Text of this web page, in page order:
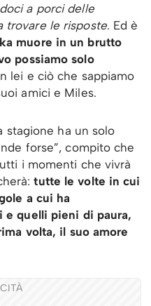
a porci delle
trovare le risposte. Ed è
muore in un brutto
possiamo solo
lei e ciò che sappiamo
amici e Miles.
stagione ha un solo
forse”, compito che
i momenti che vivrà
tutte le volte in cui
a cui ha
quelli pieni di paura,
volta, il suo amore